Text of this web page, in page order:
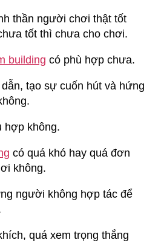
thần người chơi thật tốt
tốt thì chưa cho chơi.
building có phù hợp chưa.
tạo sự cuốn hút và hứng
hợp không.
có quá khó hay quá đơn
không.
người không hợp tác để
quá xem trọng thắng